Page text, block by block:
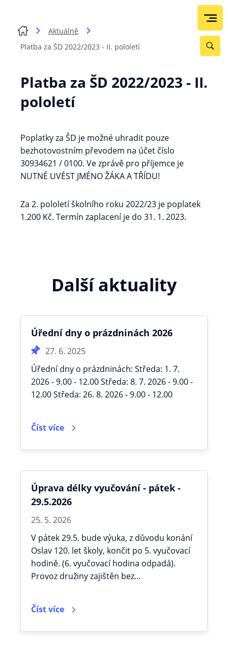
Aktuálně
Platba za ŠD 2022/2023 - II. pololetí
Platba za ŠD 2022/2023 - II.
pololetí
Poplatky za ŠD je možné uhradit pouze
bezhotovostním převodem na účet číslo
30934621 / 0100. Ve zprávě pro příjemce je
NUTNÉ UVÉST JMÉNO ŽÁKA A TŘÍDU!
Za 2. pololetí školního roku 2022/23 je poplatek
1.200 Kč. Termín zaplacení je do 31. 1. 2023.
Další aktuality
Úřední dny o prázdninách 2026
27. 6. 2025
Úřední dny o prázdninách: Středa: 1. 7.
2026 - 9.00 - 12.00 Středa: 8. 7. 2026 - 9.00 -
12.00 Středa: 26. 8. 2026 - 9.00 - 12.00
Číst více
Úprava délky vyučování - pátek -
29.5.2026
25. 5. 2026
V pátek 29.5. bude výuka, z důvodu konání
Oslav 120. let školy, končit po 5. vyučovací
hodině. (6. vyučovací hodina odpadá).
Provoz družiny zajištěn bez…
Číst více